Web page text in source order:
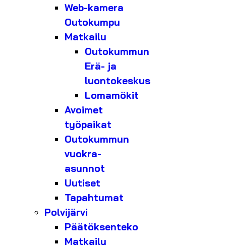
Web-kamera
Outokumpu
Matkailu
Outokummun
Erä- ja
luontokeskus
Lomamökit
Avoimet
työpaikat
Outokummun
vuokra-
asunnot
Uutiset
Tapahtumat
Polvijärvi
Päätöksenteko
Matkailu